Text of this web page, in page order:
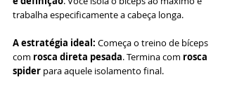
trabalha especificamente a cabeça longa.
A estratégia ideal: Começa o treino de bíceps
com rosca direta pesada. Termina com rosca
spider para aquele isolamento final.